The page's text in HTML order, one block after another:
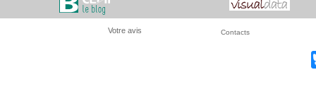
Votre avis Contacts